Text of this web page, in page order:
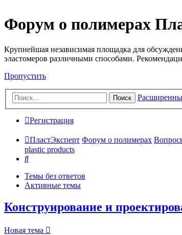
Форум о полимерах
Крупнейшая независимая площадка для
эластомеров различными способами.
Пропустить
Поиск
Регистрация
ПластЭксперт Форум о полимерах
plastic products
Поиск
Темы без ответов
Активные темы
Конструирование и
Новая тема